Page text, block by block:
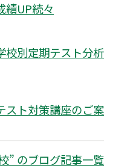
UP続々
別定期テスト分析
ト対策講座のご案
” のブログ記事一覧